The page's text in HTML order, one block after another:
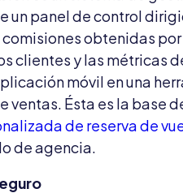
un panel de control
obtenidas
clientes y las métricas
móvil en una
ventas. Ésta es la base
de reserva de
de agencia.